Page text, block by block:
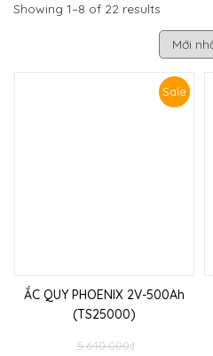
Showing 1–8 of 22 results
Sale
ẮC QUY PHOENIX 2V-500Ah
(TS25000)
₫
5.640.000